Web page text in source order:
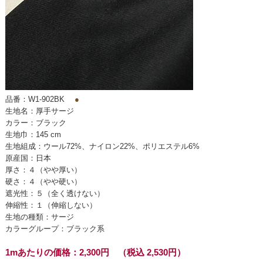
品番：W1-902BK●
生地名：厚手サージ
カラー：ブラック
生地巾：145 cm
生地組成：ウール72%、ナイロン22%、ポリエステル6%
原産国：日本
厚さ：４（やや厚い）
硬さ：４（やや硬い）
遮光性：５（全く透けない）
伸縮性：１（伸縮しない）
生地の種類：サージ
カラーグループ：ブラック系
1mあたりの価格：2,300円 （税込 2,530円）